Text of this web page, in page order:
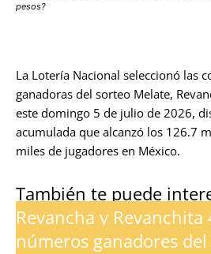
pesos?
La Lotería Nacional seleccionó las
ganadoras del sorteo Melate,
este domingo 5 de julio de 2026,
acumulada que alcanzó los 126.7
miles de jugadores en México.
También te puede
Revancha y Revanchita
números ganadores